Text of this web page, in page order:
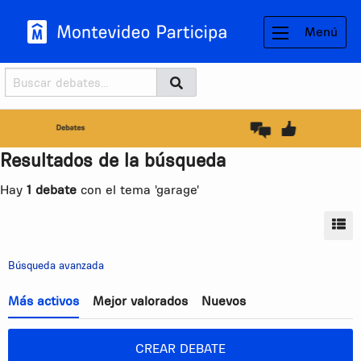
Menú
Buscador
Buscar BUSCAR
Resultados de la búsqueda
Hay 1 debate con el tema 'garage'
Búsqueda avanzada
Más activos Mejor valorados Nuevos
CREAR DEBATE